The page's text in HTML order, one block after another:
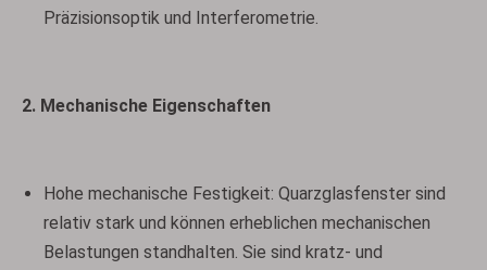
Präzisionsoptik und Interferometrie.
2. Mechanische Eigenschaften
Hohe mechanische Festigkeit: Quarzglasfenster sind
relativ stark und können erheblichen mechanischen
Belastungen standhalten. Sie sind kratz- und